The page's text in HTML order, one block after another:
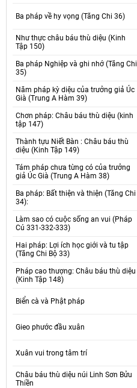
Ba pháp về hy vọng (Tăng Chi 36)
Như thực châu báu thù diệu (Kinh
Tập 150)
Ba pháp Nghiệp và ghi nhớ (Tăng Chi
35)
Năm pháp kỳ diệu của trưởng giả Úc
Già (Trung A Hàm 39)
Chơn pháp: Châu báu thù diệu (kinh
tập 147)
Thành tựu Niết Bàn : Châu báu thù
diệu (Kinh Tập 149)
Tám pháp chưa từng có của trưởng
giả Úc Già (Trung A Hàm 38)
Ba pháp: Bất thiện và thiện (Tăng Chi
34):
Làm sao có cuộc sống an vui (Pháp
Cú 331-332-333)
Hai pháp: Lợi ích học giới và tu tập
(Tăng Chi Bộ 33)
Pháp cao thượng: Châu báu thù diệu
(Kinh Tập 148)
Biển cà và Phật pháp
Gieo phước đầu xuân
Xuân vui trong tâm trí
Châu báu thù diệu núi Linh Sơn Bửu
Thiền